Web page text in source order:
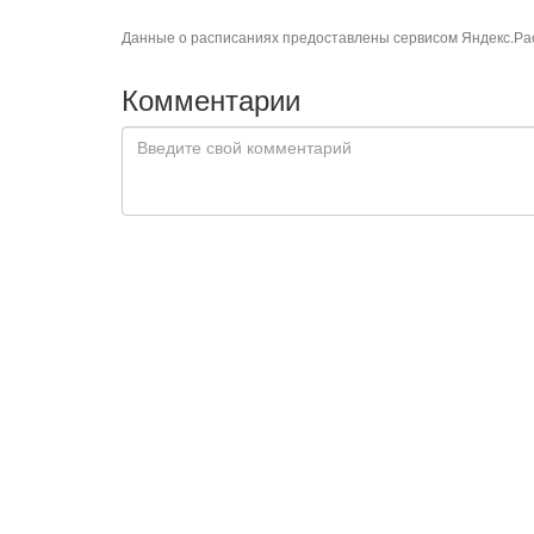
Данные о расписаниях предоставлены сервисом
Комментарии